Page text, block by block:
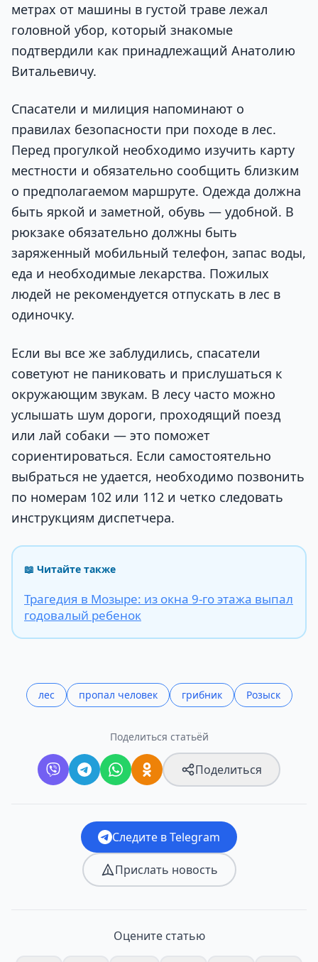
метрах от машины в густой траве лежал
головной убор, который знакомые
подтвердили как принадлежащий Анатолию
Витальевичу.
Спасатели и милиция напоминают о
правилах безопасности при походе в лес.
Перед прогулкой необходимо изучить карту
местности и обязательно сообщить близким
о предполагаемом маршруте. Одежда должна
быть яркой и заметной, обувь — удобной. В
рюкзаке обязательно должны быть
заряженный мобильный телефон, запас воды,
еда и необходимые лекарства. Пожилых
людей не рекомендуется отпускать в лес в
одиночку.
Если вы все же заблудились, спасатели
советуют не паниковать и прислушаться к
окружающим звукам. В лесу часто можно
услышать шум дороги, проходящий поезд
или лай собаки — это поможет
сориентироваться. Если самостоятельно
выбраться не удается, необходимо позвонить
по номерам 102 или 112 и четко следовать
инструкциям диспетчера.
📖 Читайте также
Трагедия в Мозыре: из окна 9-го этажа выпал
годовалый ребенок
лес пропал человек грибник Розыск
Поделиться статьёй
Поделиться
Следите в Telegram
Прислать новость
Оцените статью